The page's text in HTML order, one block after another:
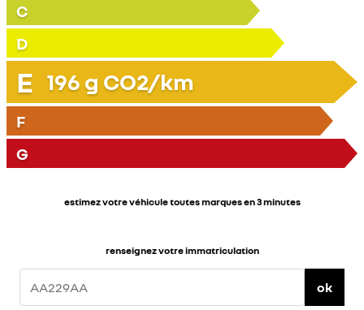
C
D
E 196 g CO2/km
F
G
estimez votre véhicule toutes marques en 3 minutes
renseignez votre immatriculation
ok